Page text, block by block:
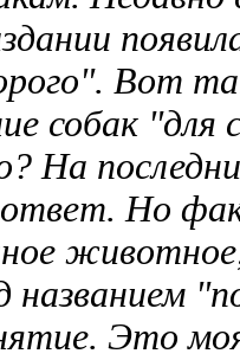
Вот
собак
На
Но
названием
Это